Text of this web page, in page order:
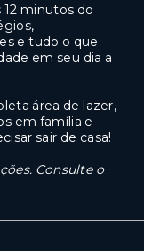
12 minutos do
e tudo o que
em seu dia a
área de lazer,
em família e
sair de casa!
Consulte o